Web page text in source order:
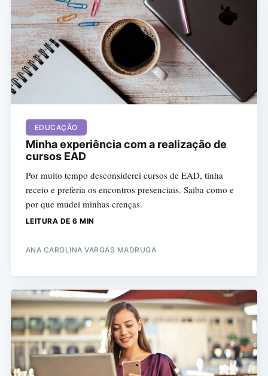
EDUCAÇÃO
Minha experiência com a realização de
cursos EAD
Por muito tempo desconsiderei cursos de EAD, tinha
receio e preferia os encontros presenciais. Saiba como e
por que mudei minhas crenças.
LEITURA DE 6 MIN
ANA CAROLINA VARGAS MADRUGA